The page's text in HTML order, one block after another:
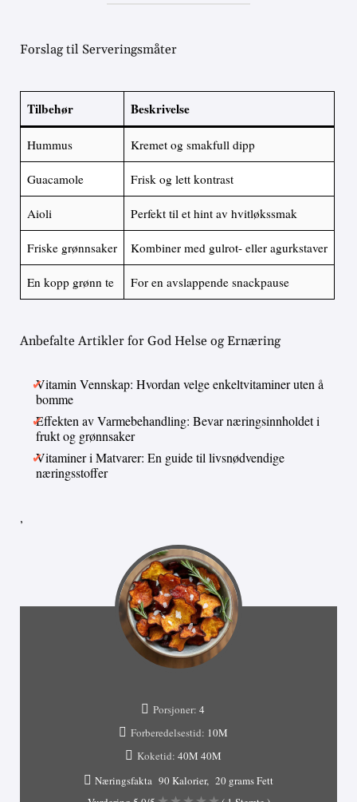
Forslag til Serveringsmåter
Tilbehør Beskrivelse
Hummus Kremet og smakfull dipp
Guacamole Frisk og lett kontrast
Aioli Perfekt til et hint av hvitløkssmak
Friske grønnsaker Kombiner med gulrot- eller agurkstaver
En kopp grønn te For en avslappende snackpause
Anbefalte Artikler for God Helse og Ernæring
Vitamin Vennskap: Hvordan velge enkeltvitaminer uten å
bomme
Effekten av Varmebehandling: Bevar næringsinnholdet i
frukt og grønnsaker
Vitaminer i Matvarer: En guide til livsnødvendige
næringsstoffer
,
Porsjoner: 4
Forberedelsestid: 10M
Koketid: 40M 40M
Næringsfakta 90 Kalorier
20 grams Fett